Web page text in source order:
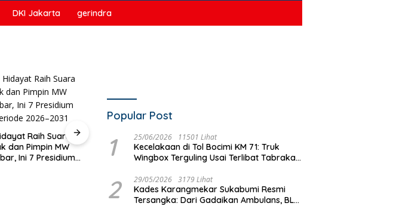
DKI Jakarta gerindra
Raih Suara
dan Pimpin MW
Ini 7 Presidium
Ancam Keselamatan Warga!
Tiang Telkom di Cidahu Miring
Parah, Kabel Semrawut
Gembleng Wawasan
Kebangsaan Murid SD di
Popular Post
1 25/06/2026 11501 Lihat
Kecelakaan di Tol Bocimi KM 71: Truk
Wingbox Terguling Usai Terlibat Tabrakan
2 29/05/2026 3179 Lihat
Kades Karangmekar Sukabumi Resmi
Tersangka: Dari Gadaikan Ambulans, BLT